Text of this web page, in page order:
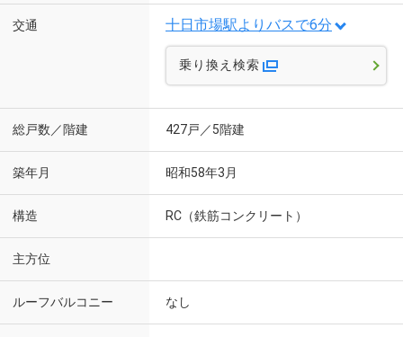
交通 十日市場駅よりバスで6分
乗り換え検索
総戸数／階建 427戸／5階建
築年月 昭和58年3月
構造 RC（鉄筋コンクリート）
主方位
ルーフバルコニー なし